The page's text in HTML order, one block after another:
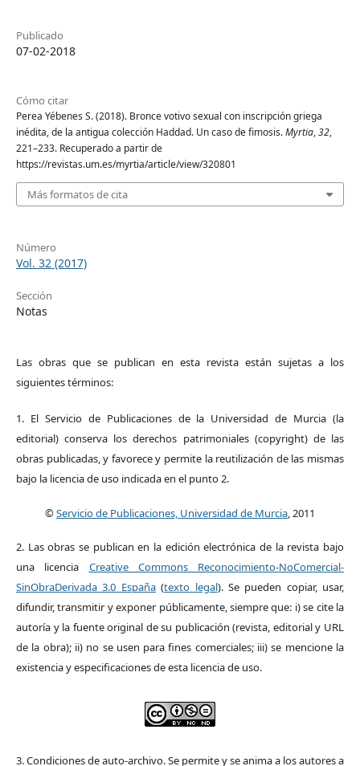
Publicado
07-02-2018
Cómo citar
Perea Yébenes S. (2018). Bronce votivo sexual con inscripción griega
inédita, de la antigua colección Haddad. Un caso de fimosis.Myrtia,32,
221–233. Recuperado a partir de
https://revistas.um.es/myrtia/article/view/320801
Más formatos de cita
Número
Vol. 32 (2017)
Sección
Notas
Las obras que se publican en esta revista están sujetas a los
siguientes términos:
1. El Servicio de Publicaciones de la Universidad de Murcia (la
editorial) conserva los derechos patrimoniales (copyright) de las
obras publicadas, y favorece y permite la reutilización de las mismas
bajo la licencia de uso indicada en el punto 2.
©Servicio de Publicaciones, Universidad de Murcia, 2011
2. Las obras se publican en la edición electrónica de la revista bajo
una licencia Creative Commons Reconocimiento-NoComercial-
SinObraDerivada 3.0 España(texto legal). Se pueden copiar, usar,
difundir, transmitir y exponer públicamente, siempre que: i) se cite la
autoría y la fuente original de su publicación (revista, editorial y URL
de la obra); ii) no se usen para fines comerciales; iii) se mencione la
existencia y especificaciones de esta licencia de uso.
3. Condiciones de auto-archivo. Se permite y se anima a los autores a